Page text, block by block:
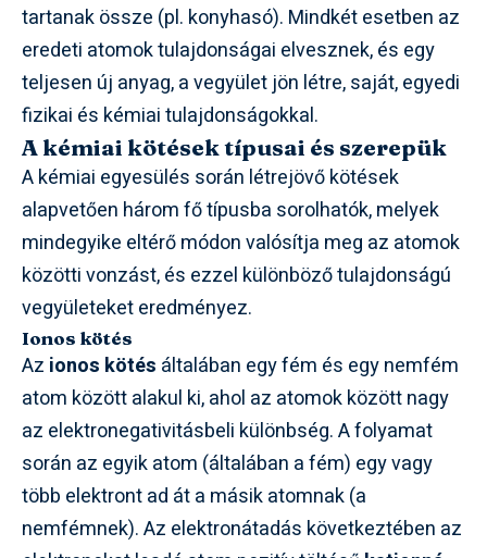
tartanak össze (pl. konyhasó). Mindkét esetben az
eredeti atomok tulajdonságai elvesznek, és egy
teljesen új anyag, a vegyület jön létre, saját, egyedi
fizikai és kémiai tulajdonságokkal.
A kémiai kötések típusai és szerepük
A kémiai egyesülés során létrejövő kötések
alapvetően három fő típusba sorolhatók, melyek
mindegyike eltérő módon valósítja meg az atomok
közötti vonzást, és ezzel különböző tulajdonságú
vegyületeket eredményez.
Ionos kötés
Az ionos kötés általában egy fém és egy nemfém
atom között alakul ki, ahol az atomok között nagy
az elektronegativitásbeli különbség. A folyamat
során az egyik atom (általában a fém) egy vagy
több elektront ad át a másik atomnak (a
nemfémnek). Az elektronátadás következtében az